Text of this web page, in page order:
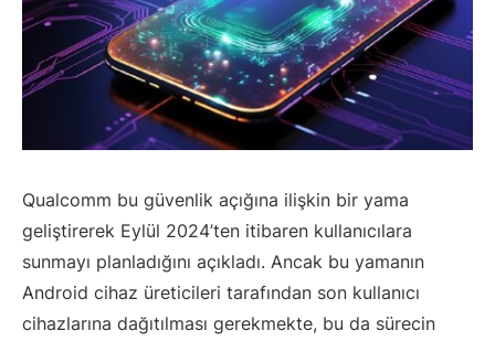
Qualcomm bu güvenlik açığına ilişkin bir yama
geliştirerek Eylül 2024’ten itibaren kullanıcılara
sunmayı planladığını açıkladı. Ancak bu yamanın
Android cihaz üreticileri tarafından son kullanıcı
cihazlarına dağıtılması gerekmekte, bu da sürecin